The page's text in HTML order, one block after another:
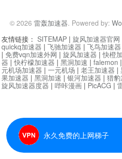
© 2026 雷轰加速器. Powered by:
永久免费的上网梯子
友情链接： SITEMAP | 旋风加速器官网
quickq加速器 | 飞驰加速器 | 飞鸟加速器
| 免费vqn加速外网 | 旋风加速器 |快橙
器 |快柠檬加速器 | 黑洞加速 | falemon
元机场加速器 | 一元机场 | 老王加速器 |
果加速器 | 黑洞加速 | 银河加速器 | 猎
旋风加速器度器 | 哔咔漫画 | PicACG |